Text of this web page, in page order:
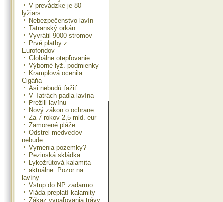
V prevádzke je 80
lyžiars
Nebezpečenstvo lavín
Tatranský orkán
Vyvrátil 9000 stromov
Prvé platby z
Eurofondov
Globálne otepľovanie
Výborné lyž. podmienky
Kramplová ocenila
Cigáňa
Asi nebudú ťažiť
V Tatrách padla lavína
Prežili lavínu
Nový zákon o ochrane
Za 7 rokov 2,5 mld. eur
Zamorené pláže
Odstrel medveďov
nebude
Vymenia pozemky?
Pezinská skládka
Lykožrútová kalamita
aktuálne: Pozor na
lavíny
Vstup do NP zadarmo
Vláda preplatí kalamity
Zákaz vypaľovania trávy